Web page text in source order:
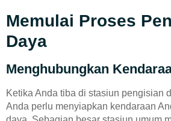
Memulai Proses
Daya
Menghubungkan
Ketika Anda tiba di stasiun pengisian
Anda perlu menyiapkan kendaraan